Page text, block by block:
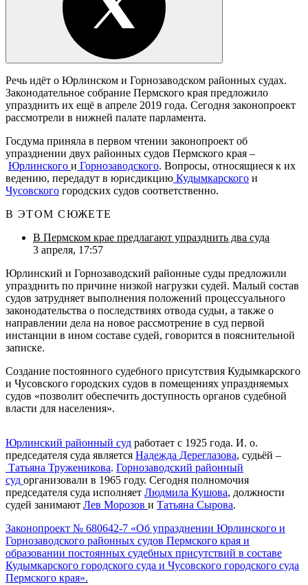
Речь идёт о Юрлинском и Горнозаводском районных судах.
Законодательное собрание Пермского края предложило
упразднить их ещё в апреле 2019 года. Сегодня законопроект
рассмотрели в нижней палате парламента.
Госдума приняла в первом чтении законопроект об
упразднении двух районных судов Пермского края –
Юрлинского и Горнозаводского. Вопросы, относящиеся к их
ведению, передадут в юрисдикцию Кудымкарского и
Чусовского городских судов соответственно.
В ЭТОМ СЮЖЕТЕ
В Пермском крае предлагают упразднить два суда
3 апреля, 17:57
Юрлинский и Горнозаводский районные суды предложили
упразднить по причине низкой нагрузки судей. Малый состав
судов затрудняет выполнения положений процессуального
законодательства о последствиях отвода судьи, а также о
направлении дела на новое рассмотрение в суд первой
инстанции в ином составе судей, говорится в пояснительной
записке.
Создание постоянного судебного присутствия Кудымкарского
и Чусовского городских судов в помещениях упраздняемых
судов «позволит обеспечить доступность органов судебной
власти для населения».
Юрлинский районный суд работает с 1925 года. И. о.
председателя суда является Надежда Дереглазова, судьёй –
Татьяна Труженикова. Горнозаводский районный
суд организовали в 1965 году. Сегодня полномочия
председателя суда исполняет Людмила Кушова, должности
судей занимают Лев Морозов и Татьяна Сырова.
Законопроект № 680642-7 «Об упразднении Юрлинского и
Горнозаводского районных судов Пермского края и
образовании постоянных судебных присутствий в составе
Кудымкарского городского суда и Чусовского городского суда
Пермского края».